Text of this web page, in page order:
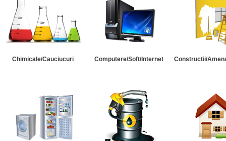
Chimicale/Cauciucuri Computere/Soft/Internet Constructii/